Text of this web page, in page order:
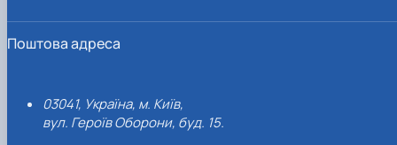
Поштова адреса
03041, Україна, м. Київ,
вул. Героїв Оборони, буд. 15.